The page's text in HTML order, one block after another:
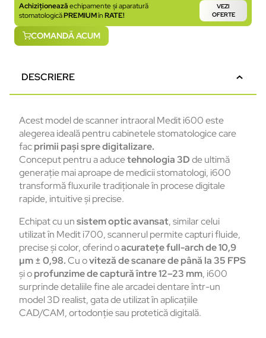
Achiziționeazăechipamente și aparatură
stomatologicăPREMIUMînRATE!
VEZI
OFERTE
COMANDĂ ACUM
DESCRIERE
Acest model de scanner intraoral Medit i600 este
alegerea ideală pentru cabinetele stomatologice care
facprimii pași spre digitalizare.
Conceput pentru a aducetehnologia3Dde ultimă
generație mai aproape de medicii stomatologi, i600
transformă fluxurile tradiționale în procese digitale
rapide, intuitive și precise.
Echipat cu unsistem optic avansat, similar celui
utilizat în Medit i700, scannerul permite capturi fluide,
precise și color, oferind oacuratețe full-arch de 10,9
µm ± 0,98.Cu oviteză de scanare de până la 35 FPS
și oprofunzime de captură între 12–23 mm, i600
surprinde detaliile fine ale arcadei dentare într-un
model 3D realist, gata de utilizat în aplicațiile
CAD/CAM, ortodonție sau protetică digitală.